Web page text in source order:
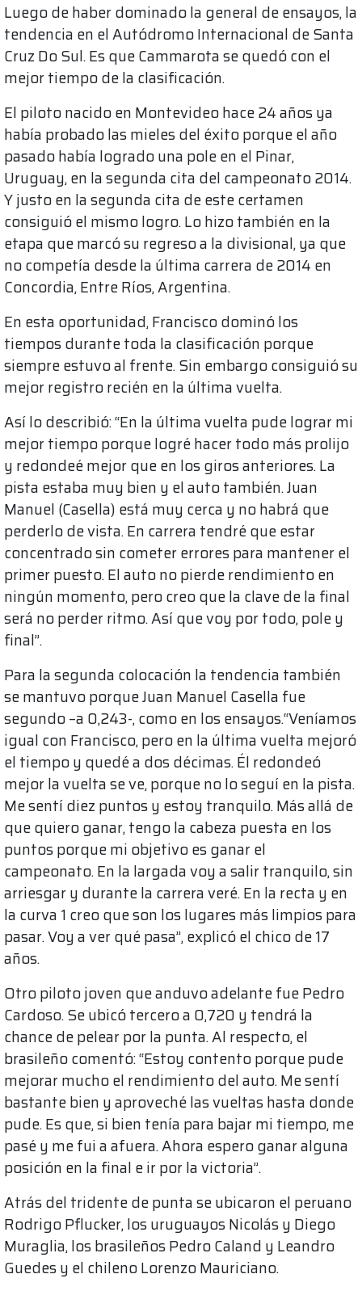
Luego de haber dominado la general de ensayos, la
tendencia en el Autódromo Internacional de Santa
Cruz Do Sul. Es que Cammarota se quedó con el
mejor tiempo de la clasificación.
El piloto nacido en Montevideo hace 24 años ya
había probado las mieles del éxito porque el año
pasado había logrado una pole en el Pinar,
Uruguay, en la segunda cita del campeonato 2014.
Y justo en la segunda cita de este certamen
consiguió el mismo logro. Lo hizo también en la
etapa que marcó su regreso a la divisional, ya que
no competía desde la última carrera de 2014 en
Concordia, Entre Ríos, Argentina.
En esta oportunidad, Francisco dominó los
tiempos durante toda la clasificación porque
siempre estuvo al frente. Sin embargo consiguió su
mejor registro recién en la última vuelta.
Así lo describió: “En la última vuelta pude lograr mi
mejor tiempo porque logré hacer todo más prolijo
y redondeé mejor que en los giros anteriores. La
pista estaba muy bien y el auto también. Juan
Manuel (Casella) está muy cerca y no habrá que
perderlo de vista. En carrera tendré que estar
concentrado sin cometer errores para mantener el
primer puesto. El auto no pierde rendimiento en
ningún momento, pero creo que la clave de la final
será no perder ritmo. Así que voy por todo, pole y
final”.
Para la segunda colocación la tendencia también
se mantuvo porque Juan Manuel Casella fue
segundo –a 0,243-, como en los ensayos.“Veníamos
igual con Francisco, pero en la última vuelta mejoró
el tiempo y quedé a dos décimas. Él redondeó
mejor la vuelta se ve, porque no lo seguí en la pista.
Me sentí diez puntos y estoy tranquilo. Más allá de
que quiero ganar, tengo la cabeza puesta en los
puntos porque mi objetivo es ganar el
campeonato. En la largada voy a salir tranquilo, sin
arriesgar y durante la carrera veré. En la recta y en
la curva 1 creo que son los lugares más limpios para
pasar. Voy a ver qué pasa”, explicó el chico de 17
años.
Otro piloto joven que anduvo adelante fue Pedro
Cardoso. Se ubicó tercero a 0,720 y tendrá la
chance de pelear por la punta. Al respecto, el
brasileño comentó: “Estoy contento porque pude
mejorar mucho el rendimiento del auto. Me sentí
bastante bien y aproveché las vueltas hasta donde
pude. Es que, si bien tenía para bajar mi tiempo, me
pasé y me fui a afuera. Ahora espero ganar alguna
posición en la final e ir por la victoria”.
Atrás del tridente de punta se ubicaron el peruano
Rodrigo Pflucker, los uruguayos Nicolás y Diego
Muraglia, los brasileños Pedro Caland y Leandro
Guedes y el chileno Lorenzo Mauriciano.